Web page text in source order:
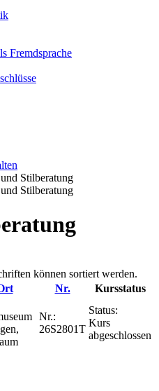
Fremdsprache
Stilberatung
Stilberatung
können sortiert werden.
Nr. Kursstatus
Nr.:
26S2801T
Status:
Kurs
abgeschlossen